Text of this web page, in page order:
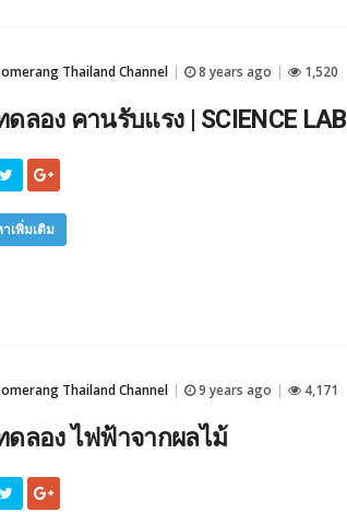
Thailand Channel 8 years ago 1,520
ดลอง คานรับแรง | SCIENCE LAB
เพิ่มเติม
Thailand Channel 9 years ago 4,171
ดลอง ไฟฟ้าจากผลไม้